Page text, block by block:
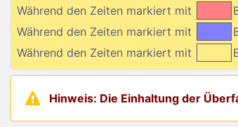
Während den Zeiten markiert mit
Während den Zeiten markiert mit
Während den Zeiten markiert mit
Hinweis: Die Einhaltung der